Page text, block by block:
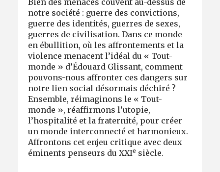
Bien des menaces couvent au-dessus de
notre société : guerre des convictions,
guerre des identités, guerres de sexes,
guerres de civilisation. Dans ce monde
en ébullition, où les affrontements et la
violence menacent l’idéal du « Tout-
monde » d’Édouard Glissant, comment
pouvons-nous affronter ces dangers sur
notre lien social désormais déchiré ?
Ensemble, réimaginons le « Tout-
monde », réaffirmons l’utopie,
l’hospitalité et la fraternité, pour créer
un monde interconnecté et harmonieux.
Affrontons cet enjeu critique avec deux
éminents penseurs du XXIe siècle.